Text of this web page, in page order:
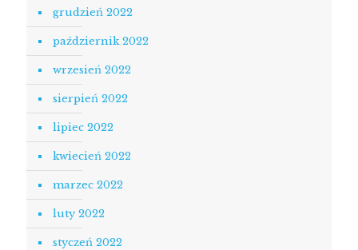
grudzień 2022
październik 2022
wrzesień 2022
sierpień 2022
lipiec 2022
kwiecień 2022
marzec 2022
luty 2022
styczeń 2022